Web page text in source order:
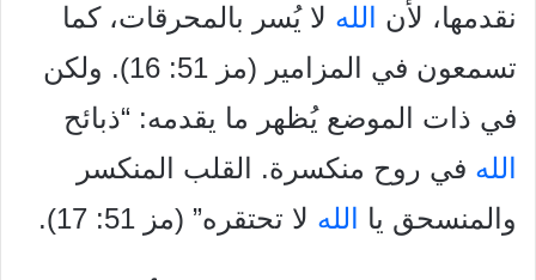
نقدمها، لأن
الله لا يُسر بالمحرقات، كما
تسمعون في المزامير (مز 51: 16). ولكن
في ذات الموضع يُظهر ما يقدمه: “ذبائح
الله في روح منكسرة. القلب المنكسر
والمنسحق يا
الله لا تحتقره” (مز 51: 17).